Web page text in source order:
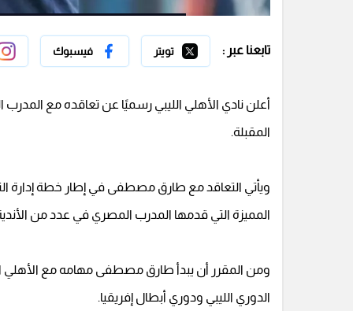
تابعنا عبر : تويتر فيسبوك
أعلن نادي الأهلي الليبي رسميًا عن تعاقده مع
المقبلة.
ويأتي التعاقد مع طارق مصطفى في إطار خطة إدارة
المميزة التي قدمها المدرب المصري في عدد من
ومن المقرر أن يبدأ طارق مصطفى مهامه مع الأهلي
الدوري الليبي ودوري أبطال إفريقيا.